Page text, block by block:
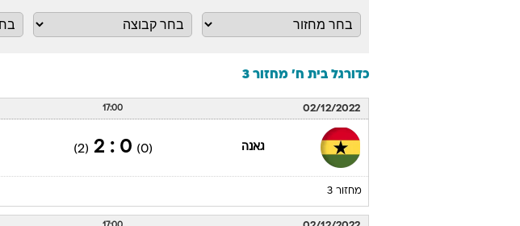
כדורגל בית ח' מחזור 3
02/12/2022
17:00
גאנה (0)
0 : 2
(2)
מחזור 3